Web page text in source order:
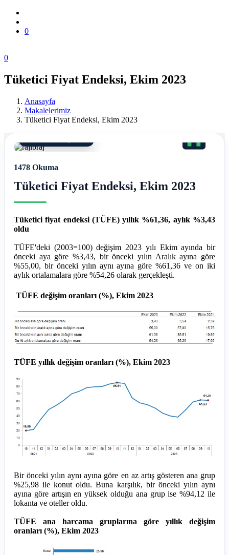
0
0
Zonguldak
Ereğli
Mali
Müşavir
Asım
Hellaç
Tüketici Fiyat Endeksi, Ekim 2023
Anasayfa
Makalelerimiz
Tüketici Fiyat Endeksi, Ekim 2023
1478 Okuma
Tüketici Fiyat Endeksi, Ekim 2023
Tüketici fiyat endeksi (TÜFE) yıllık %61,36, aylık %3,43
oldu
TÜFE'deki (2003=100) değişim 2023 yılı Ekim ayında bir
önceki aya göre %3,43, bir önceki yılın Aralık ayına göre
%55,00, bir önceki yılın aynı ayına göre %61,36 ve on iki
aylık ortalamalara göre %54,26 olarak gerçekleşti.
TÜFE değişim oranları (%), Ekim 2023
TÜFE yıllık değişim oranları (%), Ekim 2023
Bir önceki yılın aynı ayına göre en az artış gösteren ana grup
%25,98 ile konut oldu. Buna karşılık, bir önceki yılın aynı
ayına göre artışın en yüksek olduğu ana grup ise %94,12 ile
lokanta ve oteller oldu.
TÜFE ana harcama gruplarına göre yıllık değişim
oranları (%), Ekim 2023